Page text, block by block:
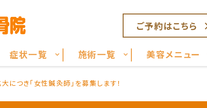
ご予約はこちら
症状一覧 施術一覧 美容メニュー
につき「女性鍼灸師」を募集します！